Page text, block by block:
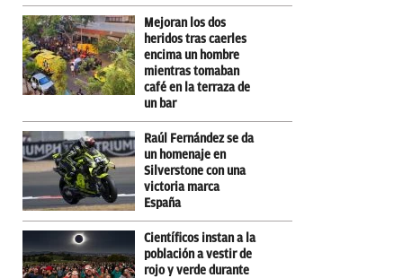
Mejoran los dos
heridos tras caerles
encima un hombre
mientras tomaban
café en la terraza de
un bar
Raúl Fernández se da
un homenaje en
Silverstone con una
victoria marca
España
Científicos instan a la
población a vestir de
rojo y verde durante